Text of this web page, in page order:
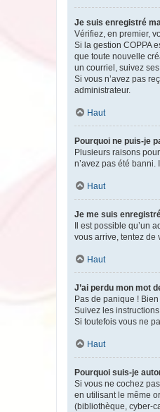
Je suis enregistré
Vérifiez, en premier,
Si la gestion COPPA
que toute nouvelle
un courriel, suivez
Si vous n’avez pas
administrateur.
Haut
Pourquoi ne puis-je
Plusieurs raisons
n’avez pas été
Haut
Je me suis
Il est possible qu’un
vous arrive, tentez de
Haut
J’ai perdu mon mot
Pas de panique !
Suivez les
Si toutefois vous ne
Haut
Pourquoi suis-je
Si vous ne cochez
en utilisant le même
(bibliothèque, cyber-